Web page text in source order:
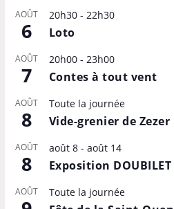
AOÛT
6
20h30- 22h30
Loto
AOÛT
7
20h00- 23h00
Contes à tout vent
AOÛT
8
Toute la journée
Vide-grenier de Zezer
AOÛT
8
août 8- août 14
Exposition DOUBILET
AOÛT Toute la journée